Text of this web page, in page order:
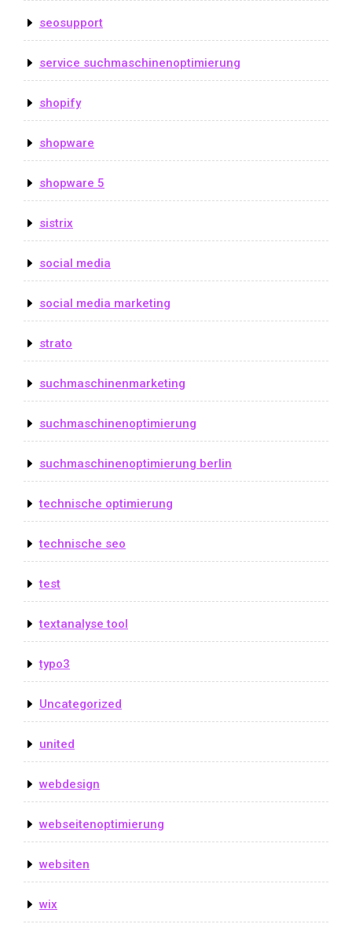
seosupport
service suchmaschinenoptimierung
shopify
shopware
shopware 5
sistrix
social media
social media marketing
strato
suchmaschinenmarketing
suchmaschinenoptimierung
suchmaschinenoptimierung berlin
technische optimierung
technische seo
test
textanalyse tool
typo3
Uncategorized
united
webdesign
webseitenoptimierung
websiten
wix